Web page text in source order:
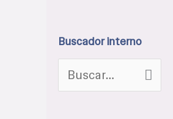
Buscador interno
u